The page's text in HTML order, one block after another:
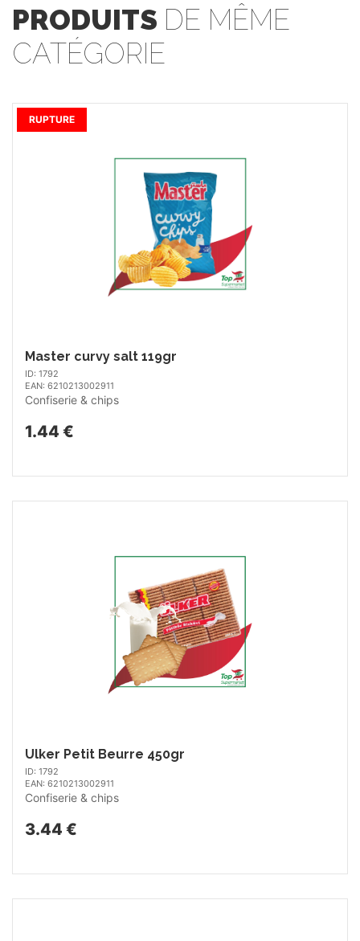
PRODUITS DE MÊME
CATÉGORIE
Master curvy salt 119gr
ID: 1792
EAN: 6210213002911
Confiserie & chips
1.44 €
RUPTURE
Ulker Petit Beurre 450gr
ID: 1792
EAN: 6210213002911
Confiserie & chips
3.44 €